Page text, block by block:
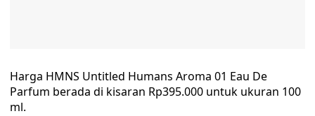
Harga HMNS Untitled Humans Aroma 01 Eau De
Parfum berada di kisaran Rp395.000 untuk ukuran 100
ml.